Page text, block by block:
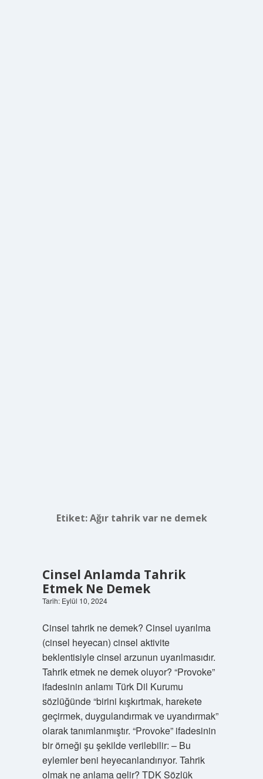
Etiket:Ağır tahrik var ne demek
Cinsel Anlamda Tahrik
Etmek Ne Demek
Tarih: Eylül 10, 2024
Cinsel tahrik ne demek? Cinsel uyarılma
(cinsel heyecan) cinsel aktivite
beklentisiyle cinsel arzunun uyarılmasıdır.
Tahrik etmek ne demek oluyor? “Provoke”
ifadesinin anlamı Türk Dil Kurumu
sözlüğünde “birini kışkırtmak, harekete
geçirmek, duygulandırmak ve uyandırmak”
olarak tanımlanmıştır. “Provoke” ifadesinin
bir örneği şu şekilde verilebilir: – Bu
eylemler beni heyecanlandırıyor. Tahrik
olmak ne anlama gelir? TDK Sözlük